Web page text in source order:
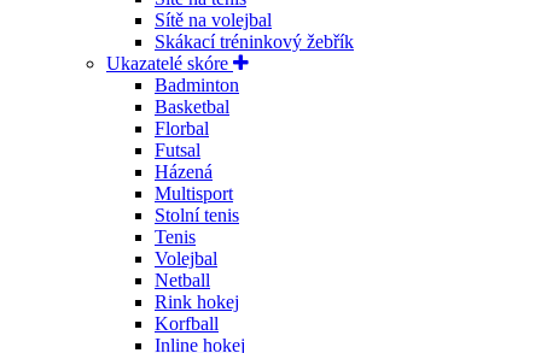
Sítě na volejbal
Skákací tréninkový žebřík
Ukazatelé skóre
Badminton
Basketbal
Florbal
Futsal
Házená
Multisport
Stolní tenis
Tenis
Volejbal
Netball
Rink hokej
Korfball
Inline hokej